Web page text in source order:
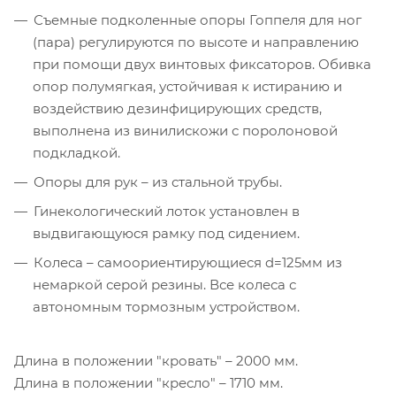
Съемные подколенные опоры Гоппеля для ног
(пара) регулируются по высоте и направлению
при помощи двух винтовых фиксаторов. Обивка
опор полумягкая, устойчивая к истиранию и
воздействию дезинфицирующих средств,
выполнена из винилискожи с поролоновой
подкладкой.
Опоры для рук – из стальной трубы.
Гинекологический лоток установлен в
выдвигающуюся рамку под сидением.
Колеса – самоориентирующиеся d=125мм из
немаркой серой резины. Все колеса с
автономным тормозным устройством.
Длина в положении "кровать" – 2000 мм.
Длина в положении "кресло" – 1710 мм.